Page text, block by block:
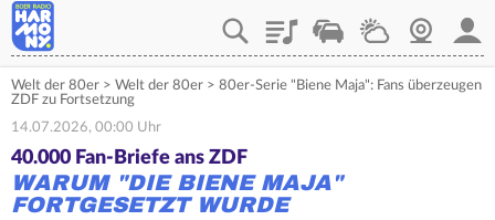
PlaylistVerkehrWetterWebcam
Welt der 80er > Welt der 80er > 80er-Serie "Biene Maja": Fans überzeugen
ZDF zu Fortsetzung
14.07.2026, 00:00 Uhr
40.000 Fan-Briefe ans ZDF
WARUM "DIE BIENE MAJA"
FORTGESETZT WURDE